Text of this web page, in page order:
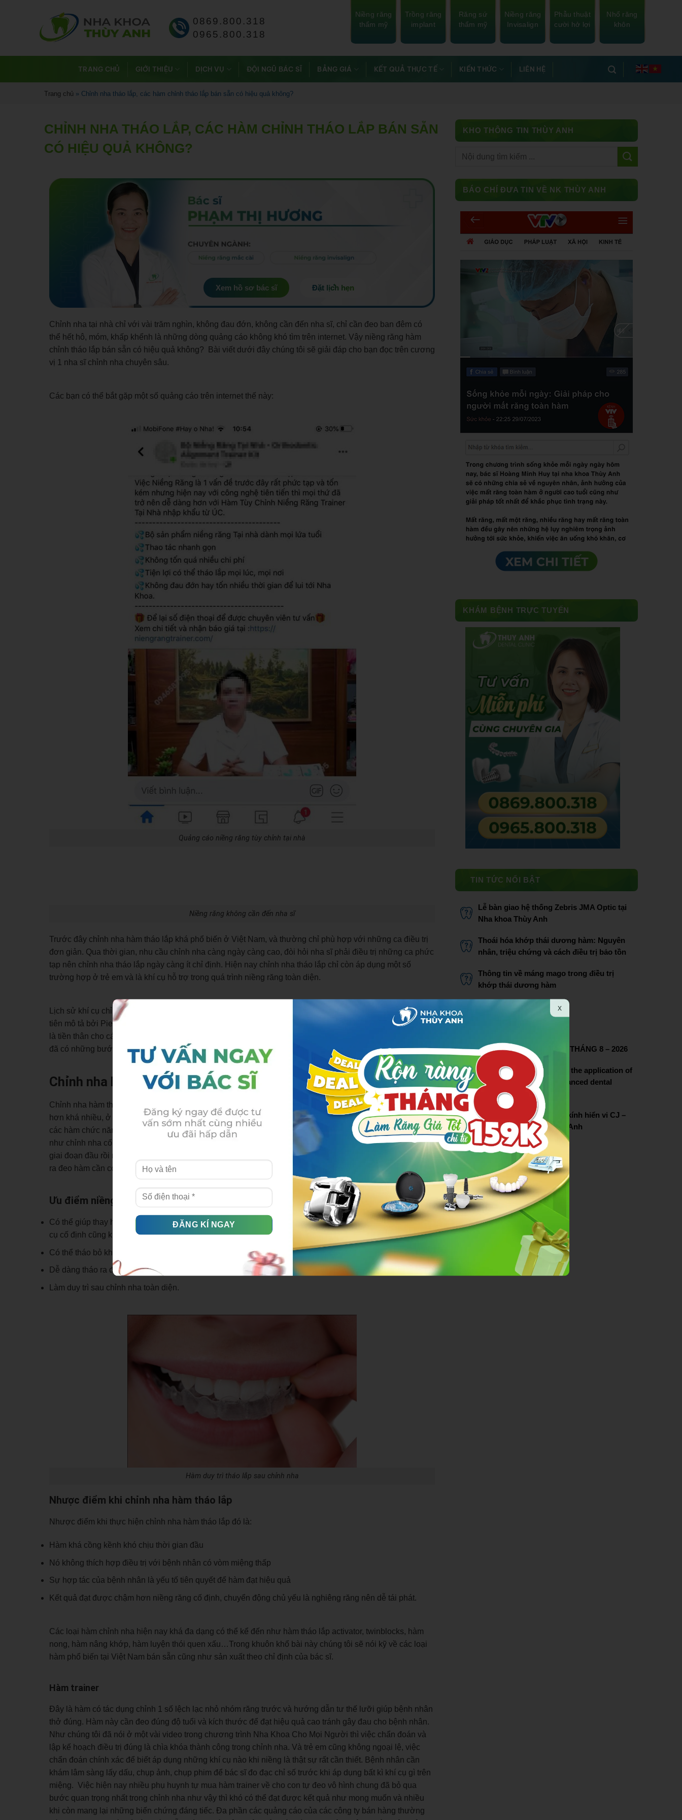
0869.800.318
0965.800.318
Niềng răng
thẩm mỹ
Trồng răng
implant
Răng sứ
thẩm mỹ
Niềng răng
Invisalign
Phẫu thuật
cười hở lợi
Nhổ răng
khôn
TRANG CHỦ GIỚI THIỆU DỊCH VỤ ĐỘI NGŨ BÁC SĨ BẢNG GIÁ KẾT QUẢ THỰC TẾ KIẾN THỨC LIÊN HỆ
Trang chủ » Chỉnh nha tháo lắp, các hàm chỉnh tháo lắp bán sẵn có hiệu quả không?
CHỈNH NHA THÁO LẮP, CÁC HÀM CHỈNH THÁO LẮP BÁN SẴN
CÓ HIỆU QUẢ KHÔNG?
Xem hồ sơ bác sĩ Đặt lịch hẹn
Chỉnh nha tại nhà chỉ với vài trăm nghìn, không đau đớn, không cần đến nha sĩ, chỉ cần đeo ban đêm có
thể hết hô, móm, khấp khểnh là những dòng quảng cáo không khó tìm trên internet. Vậy niềng răng hàm
chỉnh tháo lắp bán sẵn có hiệu quả không? Bài viết dưới đây chúng tôi sẽ giải đáp cho bạn đọc trên cương
vị 1 nha sĩ chỉnh nha chuyên sâu.
Các bạn có thể bắt gặp một số quảng cáo trên internet thế này:
Quảng cáo niềng răng tùy chỉnh tại nhà
Niềng răng không cần đến nha sĩ
Trước đây chỉnh nha hàm tháo lắp khá phổ biến ở Việt Nam, và thường chỉ phù hợp với những ca điều trị
đơn giản. Qua thời gian, nhu cầu chỉnh nha càng ngày càng cao, đòi hỏi nha sĩ phải điều trị những ca phức
tạp nên chỉnh nha tháo lắp ngày càng ít chỉ định. Hiện nay chỉnh nha tháo lắp chỉ còn áp dụng một số
trường hợp ở trẻ em và à khí cụ hỗ trợ trong quá trình niềng răng toàn diện.
Lịch sử khí cụ chỉnh nha tháo lắp ra đời từ đầu thế kỷ 20, dạng khí cụ chỉnh vâu cho trẻ monoblock lần đầu
tiên mô tả bởi Pierre Robin vào năm 1902 nhằm điều chỉnh lùi hàm dưới và nong rộng cung hàm, nó chính
là tiền thân cho các loại khí cụ chức năng điều chỉnh vị trí hàm dưới sửa hô sau này. Từ đó đến nay khí cụ
đã có những bước phát triển rộng khắp và cơi nới chỉ định đa dạng hơn.
Chỉnh nha hàm tháo lắp là gì?
Chỉnh nha hàm tháo lắp là hàm bệnh nhân có thể tháo ra lắp vào, so với chỉnh nha cố định thì chi phí rẻ
hơn khá nhiều, ở đây chúng tôi không nói về những máng niềng trong suốt invisalign mà chỉ giới hạn trong
các hàm chức năng kinh điển. Cơ chế tác dụng lực chỉ theo 2 chiều không gian thay vì 3 chiều không gian
như chỉnh nha cố định do đó chỉnh nha hàm tháo lắp dùng cho những trường hợp lệch lạc nhẹ hoặc trong
giai đoạn đầu rồi mới chuyển sang giai đoạn chỉnh nha toàn diện với mắc cài cố định gắn lên răng. Ngoài
ra đeo hàm cần có sự hợp tác tốt của bệnh nhân để có kết quả.
Ưu điểm niềng răng hàm tháo lắp bao gồm:
Có thể giúp thay hướng đổi tăng trưởng xương hàm dưới với chi phí rẻ mà hiệu quả tốt, nhiều khi mà khí
cụ cố định cũng không làm được
Có thể tháo bỏ khi chơi thể thao hay khi có việc cần thiết
Dễ dàng tháo ra đánh rửa vệ sinh
Làm duy trì sau chỉnh nha toàn diện.
Hàm duy trì tháo lắp sau chỉnh nha
Nhược điểm khi chỉnh nha hàm tháo lắp
Nhược điểm khi thực hiện chỉnh nha hàm tháo lắp đó là:
Hàm khá cồng kềnh khó chịu thời gian đầu
Nó không thích hợp điều trị với bệnh nhân có vòm miệng thấp
Sự hợp tác của bệnh nhân là yếu tố tiên quyết để hàm đạt hiệu quả
Kết quả đạt được chậm hơn niềng răng cố định, chuyển động chủ yếu là nghiêng răng nên dễ tái phát.
Các loại hàm chỉnh nha hiện nay khá đa dạng có thể kể đến như hàm tháo lắp activator, twinblocks, hàm
nong, hàm nâng khớp, hàm luyện thói quen xấu…Trong khuôn khổ bài này chúng tôi sẽ nói kỹ về các loại
hàm phổ biến tại Việt Nam bán sẵn cũng như sản xuất theo chỉ định của bác sĩ.
Hàm trainer
Đây là hàm có tác dụng chỉnh 1 số lệch lạc nhỏ nhóm răng trước và hướng dẫn tư thế lưỡi giúp bệnh nhân
thở đúng. Hàm này cần đeo đúng độ tuổi và kích thước để đạt hiệu quả cao tránh gây đau cho bệnh nhân.
Như chúng tôi đã nói ở một vài video trong chương trình Nha Khoa Cho Mọi Người thì việc chẩn đoán và
lập kế hoạch điều trị đúng là chìa khóa thành công trong chỉnh nha. Và trẻ em cũng không ngoại lệ, việc
chẩn đoán chính xác để biết áp dụng những khí cụ nào khi niềng là thật sự rất cần thiết. Bệnh nhân cần
khám lâm sàng lấy dấu, chụp ảnh, chụp phim để bác sĩ đo đạc chỉ số trước khi áp dụng bất kì khí cụ gì trên
miệng. Việc hiện nay nhiều phụ huynh tự mua hàm trainer về cho con tự đeo vô hình chung đã bỏ qua
bước quan trọng nhất trong chỉnh nha như vậy thì khó có thể đạt được kết quả như mong muốn và nhiều
khi còn mang lại những biến chứng đáng tiếc. Đa phần các quảng cáo của các công ty bán hàng thường
KHO THÔNG TIN THÙY ANH
BÁO CHÍ ĐƯA TIN VỀ NK THÙY ANH
KHÁM BỆNH TRỰC TUYẾN
TIN TỨC NỔI BẬT
Lễ bàn giao hệ thống Zebris JMA Optic tại
Nha khoa Thùy Anh
Thoái hóa khớp thái dương hàm: Nguyên
nhân, triệu chứng và cách điều trị bảo tồn
Thông tin về máng mago trong điều trị
khớp thái dương hàm
Bác sĩ Phạm Thị Lâm
CHƯƠNG TRÌNH ƯU ĐÃI THÁNG 8 – 2026
Thuy Anh dental pioneers the application of
dental microscopy in advanced dental
treatment
Lễ chuyển giao hệ thống kính hiển vi CJ –
OPTIK tại nha khoa Thùy Anh
x